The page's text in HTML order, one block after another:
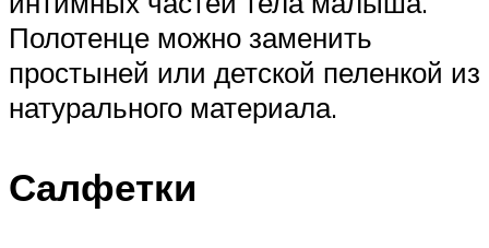
Полотенце можно заменить
простыней или детской пеленкой из
натурального материала.
Салфетки